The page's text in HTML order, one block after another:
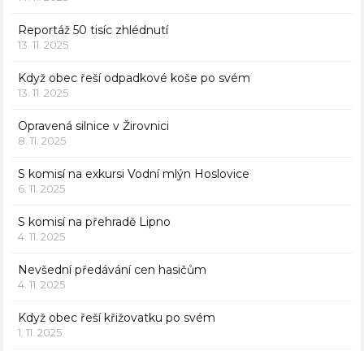
Reportáž 50 tisíc zhlédnutí
13. 11. 2025
Když obec řeší odpadkové koše po svém
13. 11. 2025
Opravená silnice v Žirovnici
8. 11. 2025
S komisí na exkursi Vodní mlýn Hoslovice
6. 11. 2025
S komisí na přehradě Lipno
4. 11. 2025
Nevšední předávání cen hasičům
4. 11. 2025
Když obec řeší křižovatku po svém
1. 11. 2025